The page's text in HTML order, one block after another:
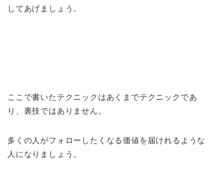
してあげましょう。
ここで書いたテクニックはあくまでテクニックであ
り、裏技ではありません。
多くの人がフォローしたくなる価値を届けれるような
人になりましょう。